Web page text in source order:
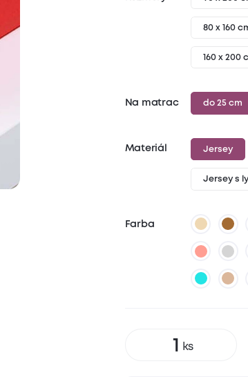
80 x 160
160 x 200
Na matrac do 25 cm
Materiál Jersey
Jersey s
Farba